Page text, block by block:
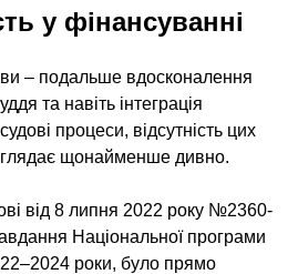
у фінансуванні
– подальше вдосконалення
та навіть інтеграція
процеси, відсутність цих
щонайменше дивно.
від 8 липня 2022 року №2360-
Національної програми
роки, було прямо